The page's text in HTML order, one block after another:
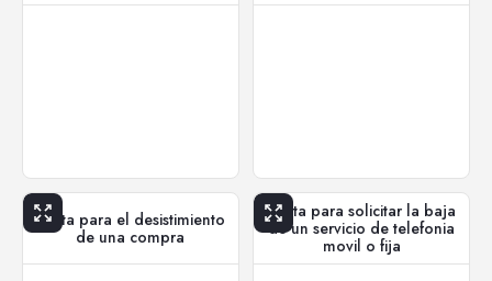
Carta para el desistimiento
de una compra
Carta para solicitar la baja
de un servicio de telefonia
movil o fija